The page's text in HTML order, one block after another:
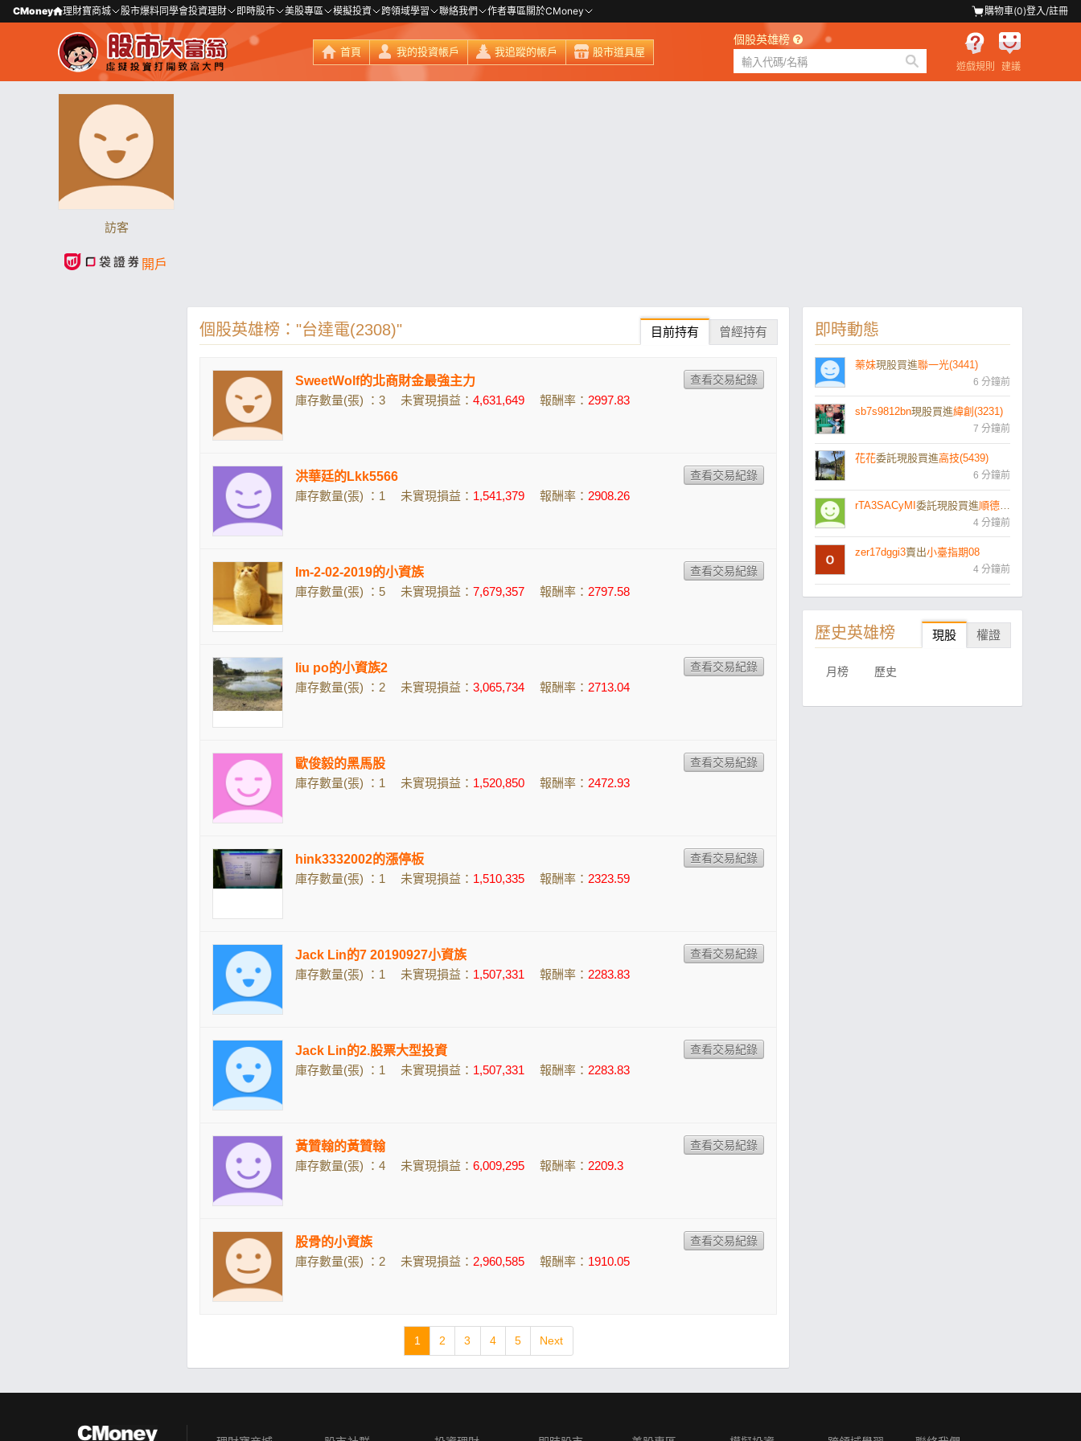
CMoney 理財寶商城 股市爆料同學會投資理財 即時股市 美股專區 模擬投資 跨領域學習 聯絡我們 作者專區關於CMoney 購物車(0)登入/註冊
首頁 我的投資帳戶 我追蹤的帳戶 股市道具屋
個股英雄榜
遊戲規則 建議
訪客
開戶
個股英雄榜："台達電(2308)" 目前持有 曾經持有
SweetWolf的北商財金最強主力
庫存數量(張) ：3
未實現損益： 4,631,649 報酬率： 2997.83
洪華廷的Lkk5566
庫存數量(張) ：1
未實現損益： 1,541,379 報酬率： 2908.26
Im-2-02-2019的小資族
庫存數量(張) ：5
未實現損益： 7,679,357 報酬率： 2797.58
liu po的小資族2
庫存數量(張) ：2
未實現損益： 3,065,734 報酬率： 2713.04
歐俊毅的黑馬股
庫存數量(張) ：1
未實現損益： 1,520,850 報酬率： 2472.93
hink3332002的漲停板
庫存數量(張) ：1
未實現損益： 1,510,335 報酬率： 2323.59
Jack Lin的7 20190927小資族
庫存數量(張) ：1
未實現損益： 1,507,331 報酬率： 2283.83
Jack Lin的2.股票大型投資
庫存數量(張) ：1
未實現損益： 1,507,331 報酬率： 2283.83
黃贊翰的黃贊翰
庫存數量(張) ：4
未實現損益： 6,009,295 報酬率： 2209.3
股骨的小資族
庫存數量(張) ：2
未實現損益： 2,960,585 報酬率： 1910.05
1 2 3 4 5 Next
即時動態
蓁妹現股買進聯一光(3441)
6 分鐘前
sb7s9812bn現股買進緯創(3231)
7 分鐘前
花花委託現股買進高技(5439)
6 分鐘前
rTA3SACyMI委託現股買進順德(2351)
4 分鐘前
zer17dggi3賣出小臺指期08
4 分鐘前
歷史英雄榜 現股 權證
月榜 歷史